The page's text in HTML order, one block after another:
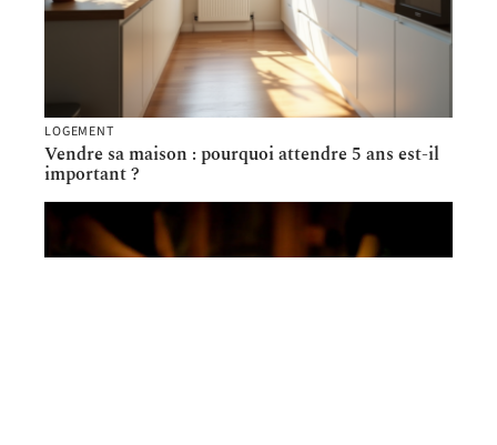
LOGEMENT
Vendre sa maison : pourquoi attendre 5 ans est-il
important ?